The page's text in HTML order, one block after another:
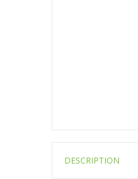
DESCRIPTION